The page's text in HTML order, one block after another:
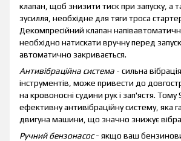
клапан, щоб знизити тиск при запуску, а
зусилля, необхідне для тяги троса
Декомпресійний клапан
необхідно натискати вручну перед
автоматично закривається.
Антивібраційна система - сильна
інструментів, може привести до
на кровоносні судини рук і зап'ястя.
ефективну антивібраційну систему, яка
двигуна машини, що значно знижує
Ручний бензонасос- якщо ваш